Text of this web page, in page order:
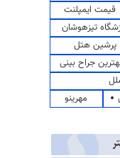
قیمت ایمپلنت
تیزهوشان
پرشین هتل
جراح بینی
مهرینو